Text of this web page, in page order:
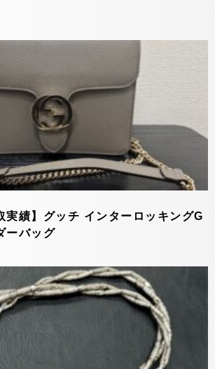
実績】グッチ インターロッキングG
ーバッグ